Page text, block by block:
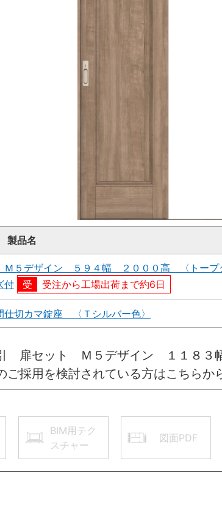
製品名
５デザイン ５９４幅 ２０００高 〈トープ
付
受注から工場出荷まで約6日
切カマ錠座 〈Ｔシルバー色〉
扉セット Ｍ５デザイン １１８
採用を検討されている方はこちらか
BIM用テク
スチャー
図面PDF